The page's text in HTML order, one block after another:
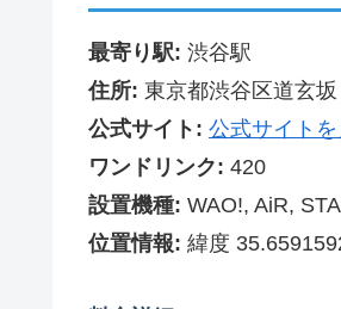
最寄り駅: 渋谷駅
住所: 東京都渋谷区道玄
公式サイト: 公式サイトを
ワンドリンク: 420
設置機種: WAO!, AiR,
位置情報: 緯度